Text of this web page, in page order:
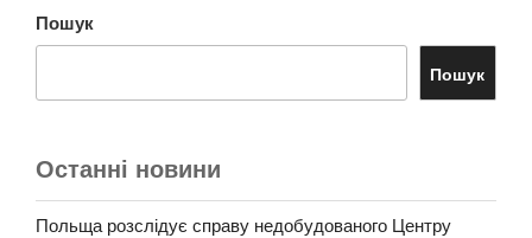
Пошук
Пошук
Останні новини
Польща розслідує справу недобудованого Центру